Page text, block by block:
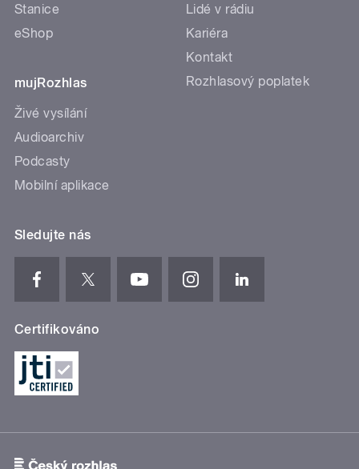
Stanice
eShop
mujRozhlas
Živé vysílání
Audioarchiv
Podcasty
Mobilní aplikace
Lidé v rádiu
Kariéra
Kontakt
Rozhlasový poplatek
Sledujte nás
Certifikováno